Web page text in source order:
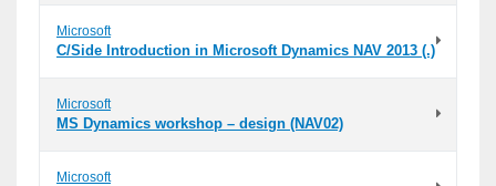
Microsoft
C/Side Introduction in Microsoft Dynamics NAV 2013 (.)
Microsoft
MS Dynamics workshop – design (NAV02)
Microsoft